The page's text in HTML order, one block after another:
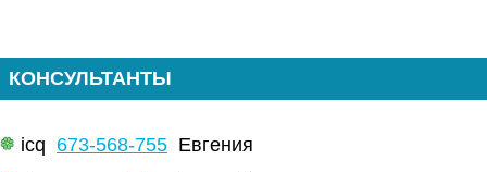
КОНСУЛЬТАНТЫ
icq 673-568-755 Евгения